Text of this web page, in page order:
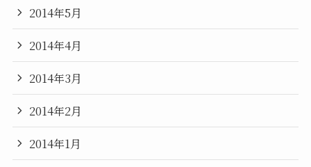
2014年5月
2014年4月
2014年3月
2014年2月
2014年1月